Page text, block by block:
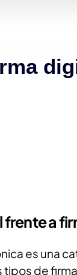
frente a
es una
tipos de